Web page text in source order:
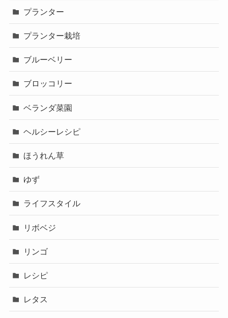
プランター
プランター栽培
ブルーベリー
ブロッコリー
ベランダ菜園
ヘルシーレシピ
ほうれん草
ゆず
ライフスタイル
リボベジ
リンゴ
レシピ
レタス